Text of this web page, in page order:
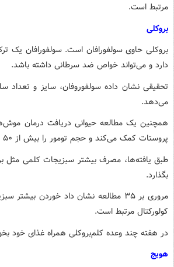
مرتبط است.
بروکلی
بروکلی حاوی سولفورافان است. سولفورافان
دارد و می‌تواند خواص ضد سرطانی داشته باشد.
می‌دهد.
همچنین یک مطالعه حیوانی دریافت درمان
پروستات کمک می‌کند و حجم تومور را بیش از ۵۰ درصد کاهش می‌دهد.
طبق یافته‌ها، مصرف بیشتر سبزیجات کلمی مثل
بگذارد.
مروری بر ۳۵ مطالعه نشان داد خوردن
کولورکتال مرتبط است.
در هفته چند وعده کلم‌بروکلی همراه غذای خود
هویج